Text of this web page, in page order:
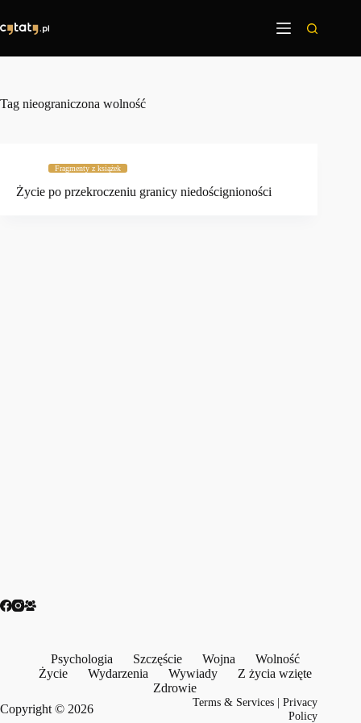
treści
Tag nieograniczona wolność
Fragmenty z książek
Życie po przekroczeniu granicy niedoścignioności
Psychologia Szczęście Wojna
Wolność
Życie
Wydarzenia Wywiady
Z życia wzięte
Zdrowie
Copyright © 2026
Terms & Services |Privacy
Policy